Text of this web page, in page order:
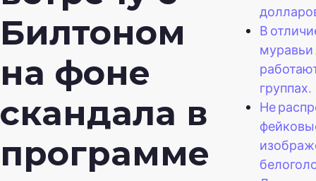
Билтоном
на фоне
скандала в
программе
В
группах.
Не